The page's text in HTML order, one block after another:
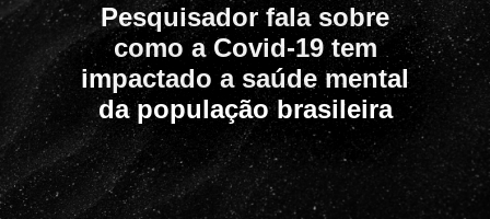
Pesquisador fala sobre
como a Covid-19 tem
impactado a saúde mental
da população brasileira